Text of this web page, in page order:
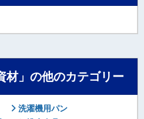
材」の他のカテゴリー
洗濯機用パン